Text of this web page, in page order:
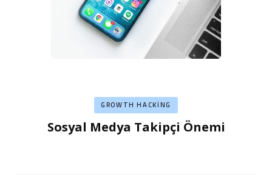
GROWTH HACKING
Sosyal Medya Takipçi Önemi